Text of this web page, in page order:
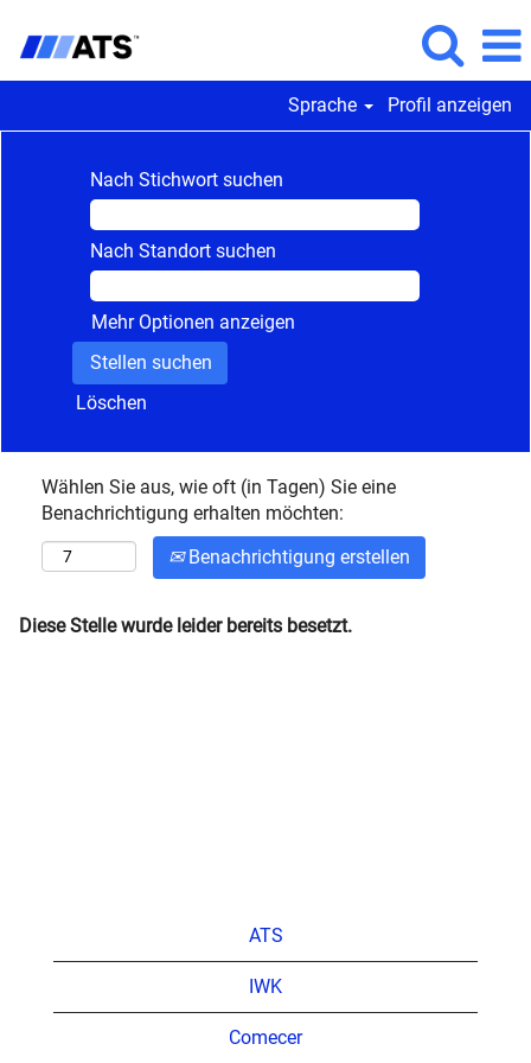
Sprache Profil anzeigen
Nach Stichwort suchen
Nach Standort suchen
Mehr Optionen anzeigen
Löschen
Wählen Sie aus, wie oft (in Tagen) Sie eine
Benachrichtigung erhalten möchten:
Benachrichtigung erstellen
Diese Stelle wurde leider bereits besetzt.
ATS
IWK
Comecer